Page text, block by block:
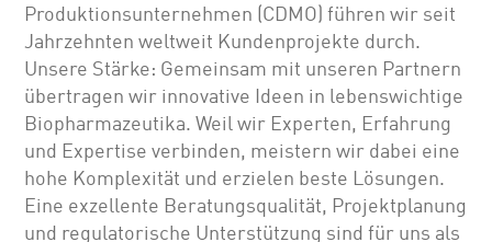
Produktionsunternehmen (CDMO) führen wir seit
Jahrzehnten weltweit Kundenprojekte durch.
Unsere Stärke: Gemeinsam mit unseren Partnern
übertragen wir innovative Ideen in lebenswichtige
Biopharmazeutika. Weil wir Experten, Erfahrung
und Expertise verbinden, meistern wir dabei eine
hohe Komplexität und erzielen beste Lösungen.
Eine exzellente Beratungsqualität, Projektplanung
und regulatorische Unterstützung sind für uns als